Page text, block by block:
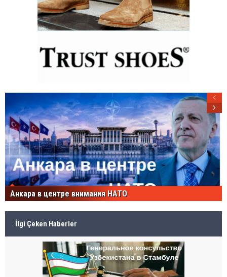
Анкара в центре внимания НАТО
İlgi Çeken Haberler